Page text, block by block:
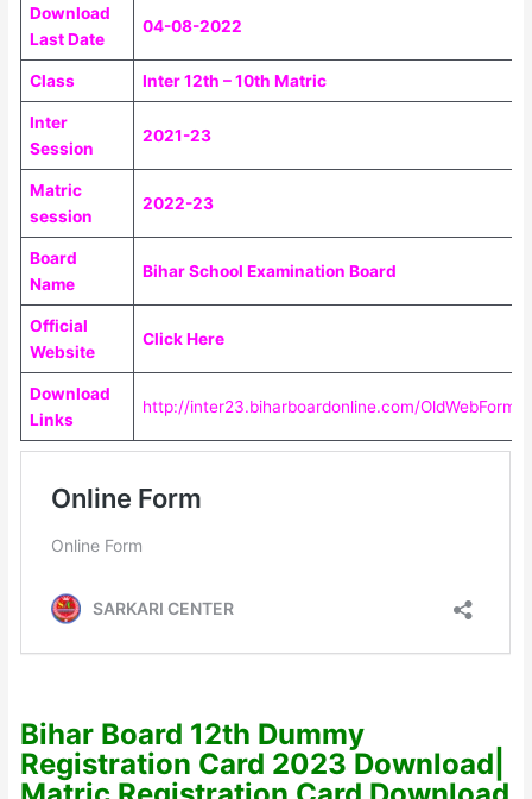
Download
Last Date
04-08-2022
Class Inter 12th – 10th Matric
Inter
Session
2021-23
Matric
session
2022-23
Board
Name
Bihar School Examination Board
Official
Website
Click Here
Download
Links
http://inter23.biharboardonline.com/OldWebForms/
Bihar Board 12th Dummy
Registration Card 2023 Download|